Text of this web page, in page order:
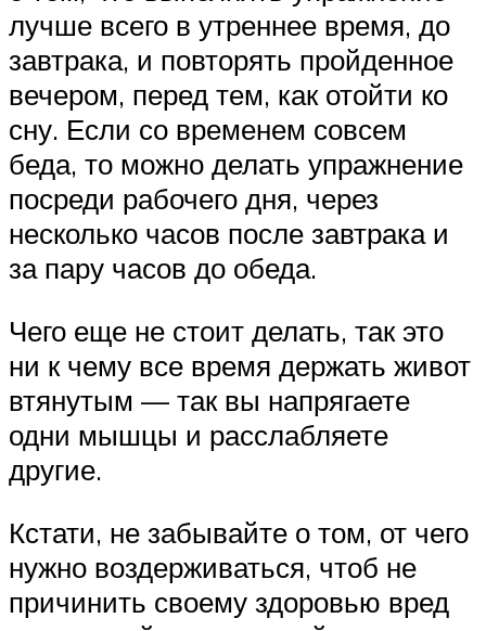
лучше всего в утреннее время, до
завтрака, и повторять пройденное
вечером, перед тем, как отойти ко
сну. Если со временем совсем
беда, то можно делать упражнение
посреди рабочего дня, через
несколько часов после завтрака и
за пару часов до обеда.
Чего еще не стоит делать, так это
ни к чему все время держать живот
втянутым — так вы напрягаете
одни мышцы и расслабляете
другие.
Кстати, не забывайте о том, от чего
нужно воздерживаться, чтоб не
причинить своему здоровью вред